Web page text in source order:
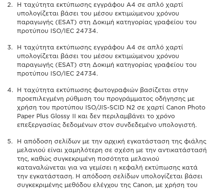
Η ταχύτητα εκτύπωσης εγγράφου Α4 σε απλό χαρτί
υπολογίζεται βάσει του μέσου εκτιμώμενου χρόνου
παραγωγής (ESAT) στη Δοκιμή κατηγορίας γραφείου του
προτύπου ISO/IEC 24734.
Η ταχύτητα εκτύπωσης εγγράφου Α4 σε απλό χαρτί
υπολογίζεται βάσει του μέσου εκτιμώμενου χρόνου
παραγωγής (ESAT) στη Δοκιμή κατηγορίας γραφείου του
προτύπου ISO/IEC 24734.
Η ταχύτητα εκτύπωσης φωτογραφιών βασίζεται στην
προεπιλεγμένη ρύθμιση του προγράμματος οδήγησης με
χρήση του προτύπου ISO/JIS-SCID N2 σε χαρτί Canon Photo
Paper Plus Glossy II και δεν περιλαμβάνει το χρόνο
επεξεργασίας δεδομένων στον συνδεδεμένο υπολογιστή.
Η απόδοση σελίδων με την αρχική εγκατάσταση της φιάλης
μελανιού είναι χαμηλότερη σε σχέση με την αντικατάστασή
της, καθώς συγκεκριμένη ποσότητα μελανιού
καταναλώνεται για να γεμίσει η κεφαλή εκτύπωσης κατά
την εγκατάσταση. Η απόδοση σελίδων υπολογίζεται βάσει
συγκεκριμένης μεθόδου ελέγχου της Canon, με χρήση του